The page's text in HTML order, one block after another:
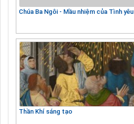
Chúa Ba Ngôi - Mầu nhiệm của Tình yêu
Thần Khí sáng tạo